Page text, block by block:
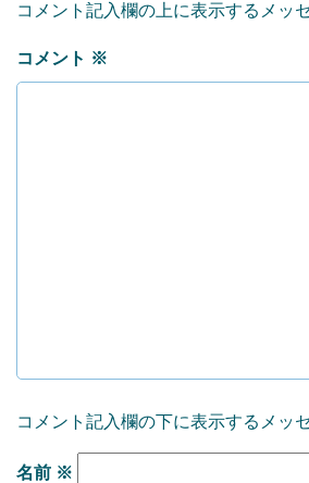
コメント記入欄の上に表示するメッ
コメント ※
コメント記入欄の下に表示するメッ
名前 ※